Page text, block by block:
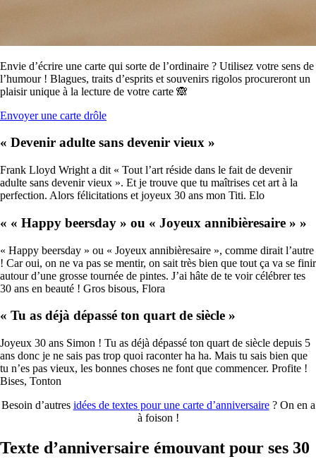
Envie d’écrire une carte qui sorte de l’ordinaire ? Utilisez votre sens de
l’humour ! Blagues, traits d’esprits et souvenirs rigolos procureront un
plaisir unique à la lecture de votre carte 🙈
Envoyer une carte drôle
« Devenir adulte sans devenir vieux »
Frank Lloyd Wright a dit « Tout l’art réside dans le fait de devenir
adulte sans devenir vieux ». Et je trouve que tu maîtrises cet art à la
perfection. Alors félicitations et joyeux 30 ans mon Titi. Elo
« « Happy beersday » ou « Joyeux annibièresaire » »
« Happy beersday » ou « Joyeux annibièresaire », comme dirait l’autre
! Car oui, on ne va pas se mentir, on sait très bien que tout ça va se finir
autour d’une grosse tournée de pintes. J’ai hâte de te voir célébrer tes
30 ans en beauté ! Gros bisous, Flora
« Tu as déjà dépassé ton quart de siècle »
Joyeux 30 ans Simon ! Tu as déjà dépassé ton quart de siècle depuis 5
ans donc je ne sais pas trop quoi raconter ha ha. Mais tu sais bien que
tu n’es pas vieux, les bonnes choses ne font que commencer. Profite !
Bises, Tonton
Besoin d’autres idées de textes pour une carte d’anniversaire? On en a
à foison !
Texte d’anniversaire émouvant pour ses 30